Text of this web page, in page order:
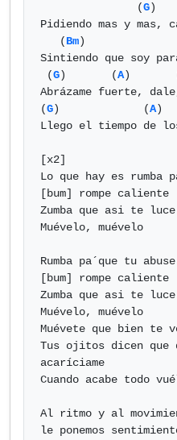
               (
G)
Pidiendo mas y mas,
   (
Bm)
Sintiendo que soy
(G)       (A)
Abrázame fuerte,
(G)             (A)
Llego el tiempo de
[x2]
Lo que hay es rumba
[bum] rompe caliente
Zumba que asi te luce
Muévelo, muévelo
Rumba pa´que tu abuse
[bum] rompe caliente
Zumba que asi te luce
Muévelo, muévelo
Muévete que bien te
Tus ojitos dicen que
acaríciame
Cuando acabe todo
Al ritmo y al
le ponemos